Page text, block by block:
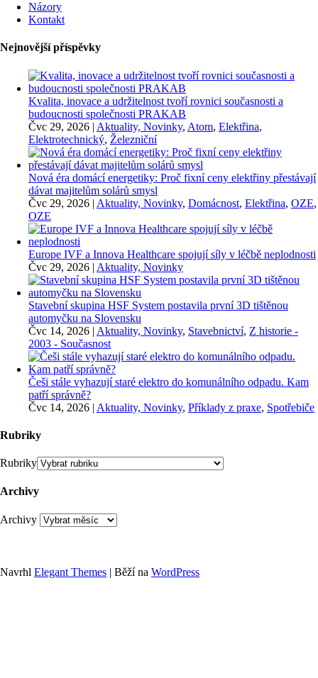
Názory
Kontakt
Nejnovější příspěvky
Kvalita, inovace a udržitelnost tvoří rovnici současnosti a
budoucnosti společnosti PRAKAB
Čvc 29, 2026 | Aktuality, Novinky, Atom, Elektřina,
Elektrotechnický, Železniční
Nová éra domácí energetiky: Proč fixní ceny elektřiny přestávají
dávat majitelům solárů smysl
Čvc 29, 2026 | Aktuality, Novinky, Domácnost, Elektřina, OZE,
OZE
Europe IVF a Innova Healthcare spojují síly v léčbě neplodnosti
Čvc 29, 2026 | Aktuality, Novinky
Stavební skupina HSF System postavila první 3D tištěnou
automyčku na Slovensku
Čvc 14, 2026 | Aktuality, Novinky, Stavebnictví, Z historie -
2003 - Současnost
Češi stále vyhazují staré elektro do komunálního odpadu. Kam
patří správně?
Čvc 14, 2026 | Aktuality, Novinky, Příklady z praxe, Spotřebiče
Rubriky
Rubriky
Archivy
Archivy
Navrhl Elegant Themes | Běží na WordPress